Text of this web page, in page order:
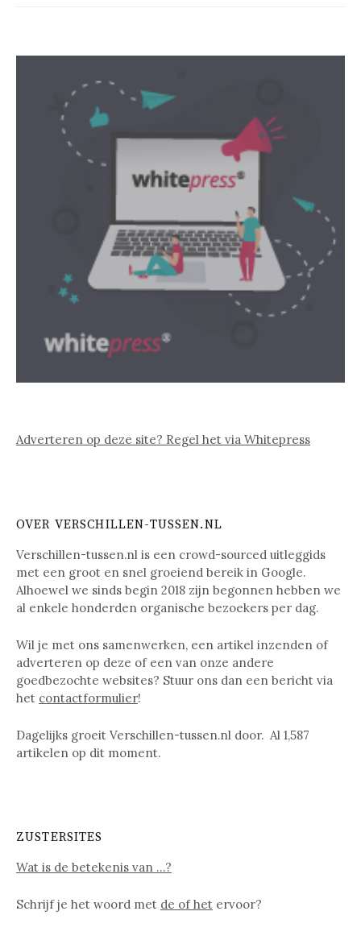
Adverteren op deze site? Regel het via Whitepress
OVER VERSCHILLEN-TUSSEN.NL
Verschillen-tussen.nl is een crowd-sourced uitleggids
met een groot en snel groeiend bereik in Google.
Alhoewel we sinds begin 2018 zijn begonnen hebben we
al enkele honderden organische bezoekers per dag.
Wil je met ons samenwerken, een artikel inzenden of
adverteren op deze of een van onze andere
goedbezochte websites? Stuur ons dan een bericht via
het contactformulier!
Dagelijks groeit Verschillen-tussen.nl door. Al 1,587
artikelen op dit moment.
ZUSTERSITES
Wat is de betekenis van …?
Schrijf je het woord met de of het ervoor?